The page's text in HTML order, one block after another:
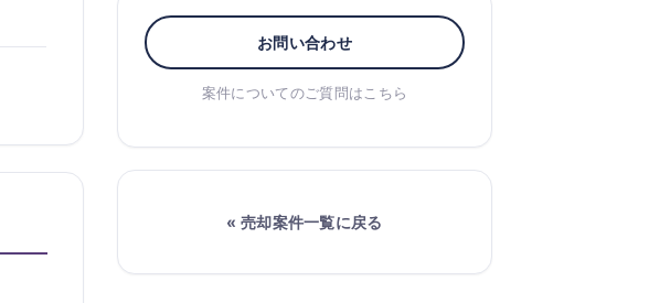
お問い合わせ
案件についてのご質問はこちら
« 売却案件一覧に戻る